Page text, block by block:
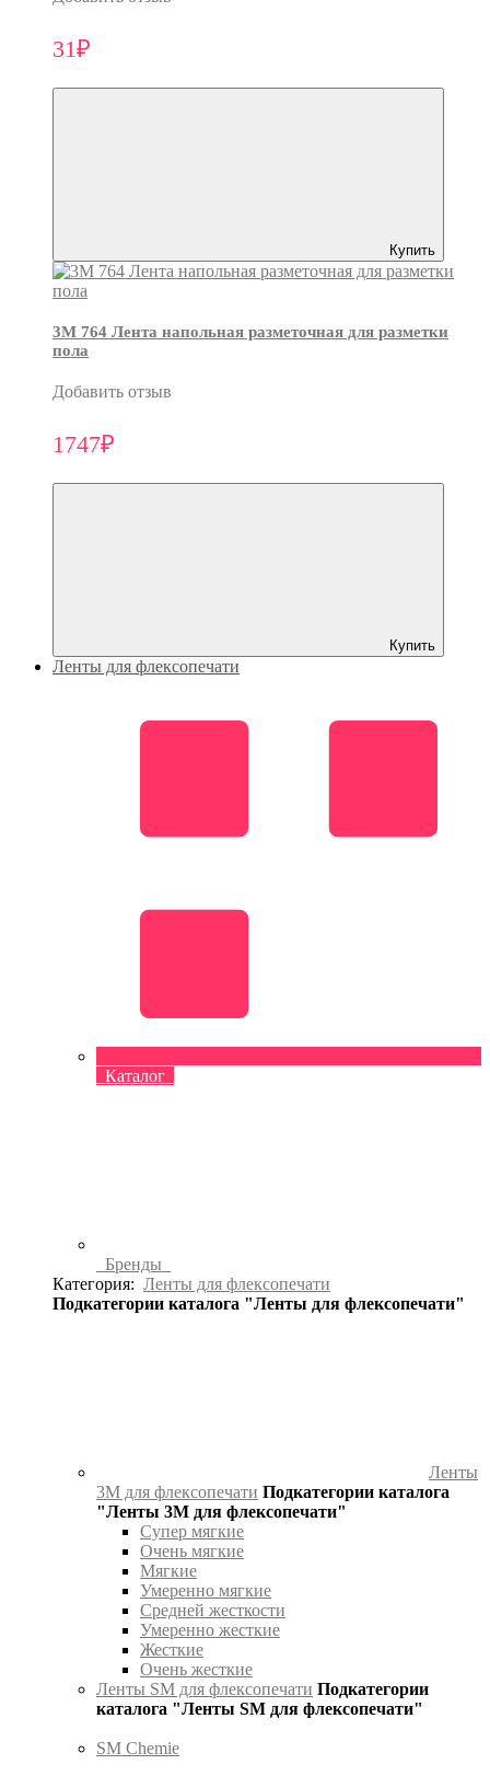
31₽
Купить
3M 764 Лента напольная разметочная для разметки
пола
Добавить отзыв
1747₽
Купить
Ленты для флексопечати
Каталог
Бренды
Категория: Ленты для флексопечати
Подкатегории каталога "Ленты для флексопечати"
Ленты
3М для флексопечати Подкатегории каталога
"Ленты 3М для флексопечати"
Супер мягкие
Очень мягкие
Мягкие
Умеренно мягкие
Средней жесткости
Умеренно жесткие
Жесткие
Очень жесткие
Ленты SM для флексопечати Подкатегории
каталога "Ленты SM для флексопечати"
SM Chemie